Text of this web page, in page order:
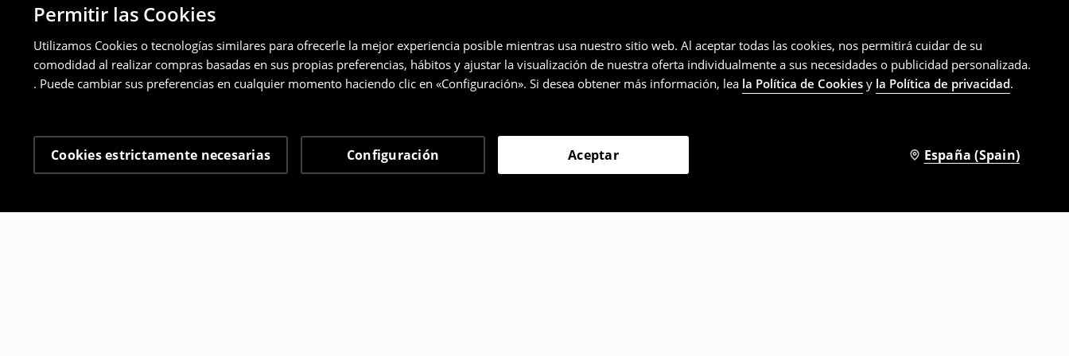
Permitir las Cookies
Utilizamos Cookies o tecnologías similares para ofrecerle la mejor experiencia posible mientras usa nuestro sitio web. Al aceptar todas las cookies, nos permitirá cuidar de su
comodidad al realizar compras basadas en sus propias preferencias, hábitos y ajustar la visualización de nuestra oferta individualmente a sus necesidades o publicidad personalizada.
. Puede cambiar sus preferencias en cualquier momento haciendo clic en «Configuración». Si desea obtener más información, lea la Política de Cookies y la Política de privacidad.
Cookies estrictamente necesarias Configuración Aceptar España (Spain)